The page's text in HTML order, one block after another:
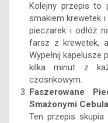
Kolejny przepis to
smakiem krewetek
pieczarek i odłóż
farsz z krewetek,
Wypełnij kapelusze
kilka minut z
czosnkowym.
Faszerowane
Smażonymi
Ten przepis